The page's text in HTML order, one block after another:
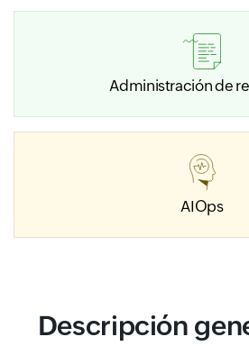
Administración de
AIOps
Descripción